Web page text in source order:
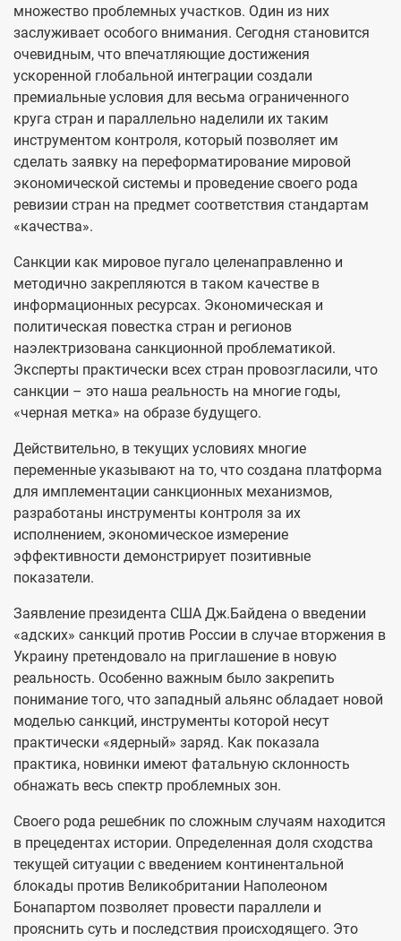
множество проблемных участков. Один из них
заслуживает особого внимания. Сегодня становится
очевидным, что впечатляющие достижения
ускоренной глобальной интеграции создали
премиальные условия для весьма ограниченного
круга стран и параллельно наделили их таким
инструментом контроля, который позволяет им
сделать заявку на переформатирование мировой
экономической системы и проведение своего рода
ревизии стран на предмет соответствия стандартам
«качества».
Санкции как мировое пугало целенаправленно и
методично закрепляются в таком качестве в
информационных ресурсах. Экономическая и
политическая повестка стран и регионов
наэлектризована санкционной проблематикой.
Эксперты практически всех стран провозгласили, что
санкции – это наша реальность на многие годы,
«черная метка» на образе будущего.
Действительно, в текущих условиях многие
переменные указывают на то, что создана платформа
для имплементации санкционных механизмов,
разработаны инструменты контроля за их
исполнением, экономическое измерение
эффективности демонстрирует позитивные
показатели.
Заявление президента США Дж.Байдена о введении
«адских» санкций против России в случае вторжения в
Украину претендовало на приглашение в новую
реальность. Особенно важным было закрепить
понимание того, что западный альянс обладает новой
моделью санкций, инструменты которой несут
практически «ядерный» заряд. Как показала
практика, новинки имеют фатальную склонность
обнажать весь спектр проблемных зон.
Своего рода решебник по сложным случаям находится
в прецедентах истории. Определенная доля сходства
текущей ситуации с введением континентальной
блокады против Великобритании Наполеоном
Бонапартом позволяет провести параллели и
прояснить суть и последствия происходящего. Это